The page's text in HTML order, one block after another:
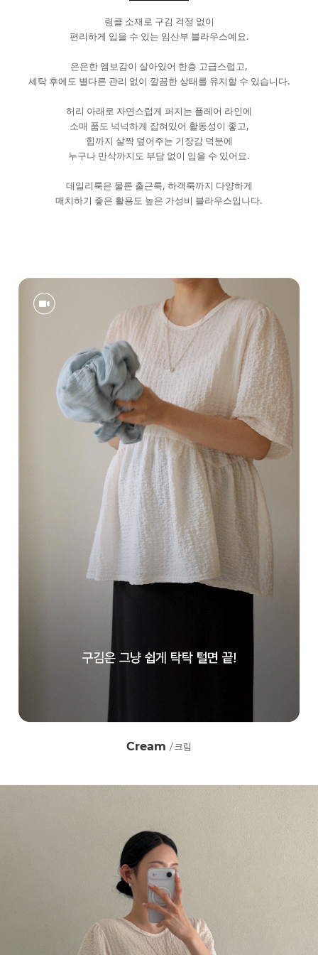
링클 소재로 구김 걱정 없이
편리하게 입을 수 있는 임산부 블라우스예요.
은은한 엠보감이 살아있어 한층 고급스럽고,
세탁 후에도 별다른 관리 없이 깔끔한 상태를 유지할 수 있습니다.
허리 아래로 자연스럽게 퍼지는 플레어 라인에
소매 품도 넉넉하게 잡혀있어 활동성이 좋고,
힙까지 살짝 덮어주는 기장감 덕분에
누구나 만삭까지도 부담 없이 입을 수 있어요.
데일리룩은 물론 출근룩, 하객룩까지 다양하게
매치하기 좋은 활용도 높은 가성비 블라우스입니다.
Cream / 크림